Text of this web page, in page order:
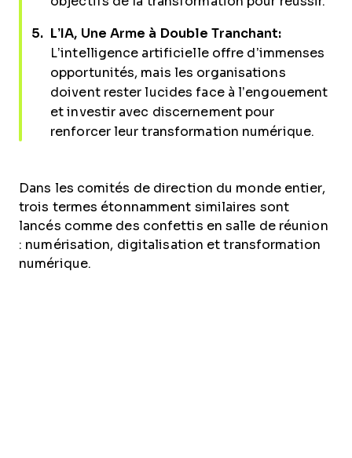
L’IA, Une Arme à Double Tranchant:
L’intelligence artificielle offre d’immenses
opportunités, mais les organisations
doivent rester lucides face à l’engouement
et investir avec discernement pour
renforcer leur transformation numérique.
Dans les comités de direction du monde entier,
trois termes étonnamment similaires sont
lancés comme des confettis en salle de réunion
: numérisation, digitalisation et transformation
numérique.